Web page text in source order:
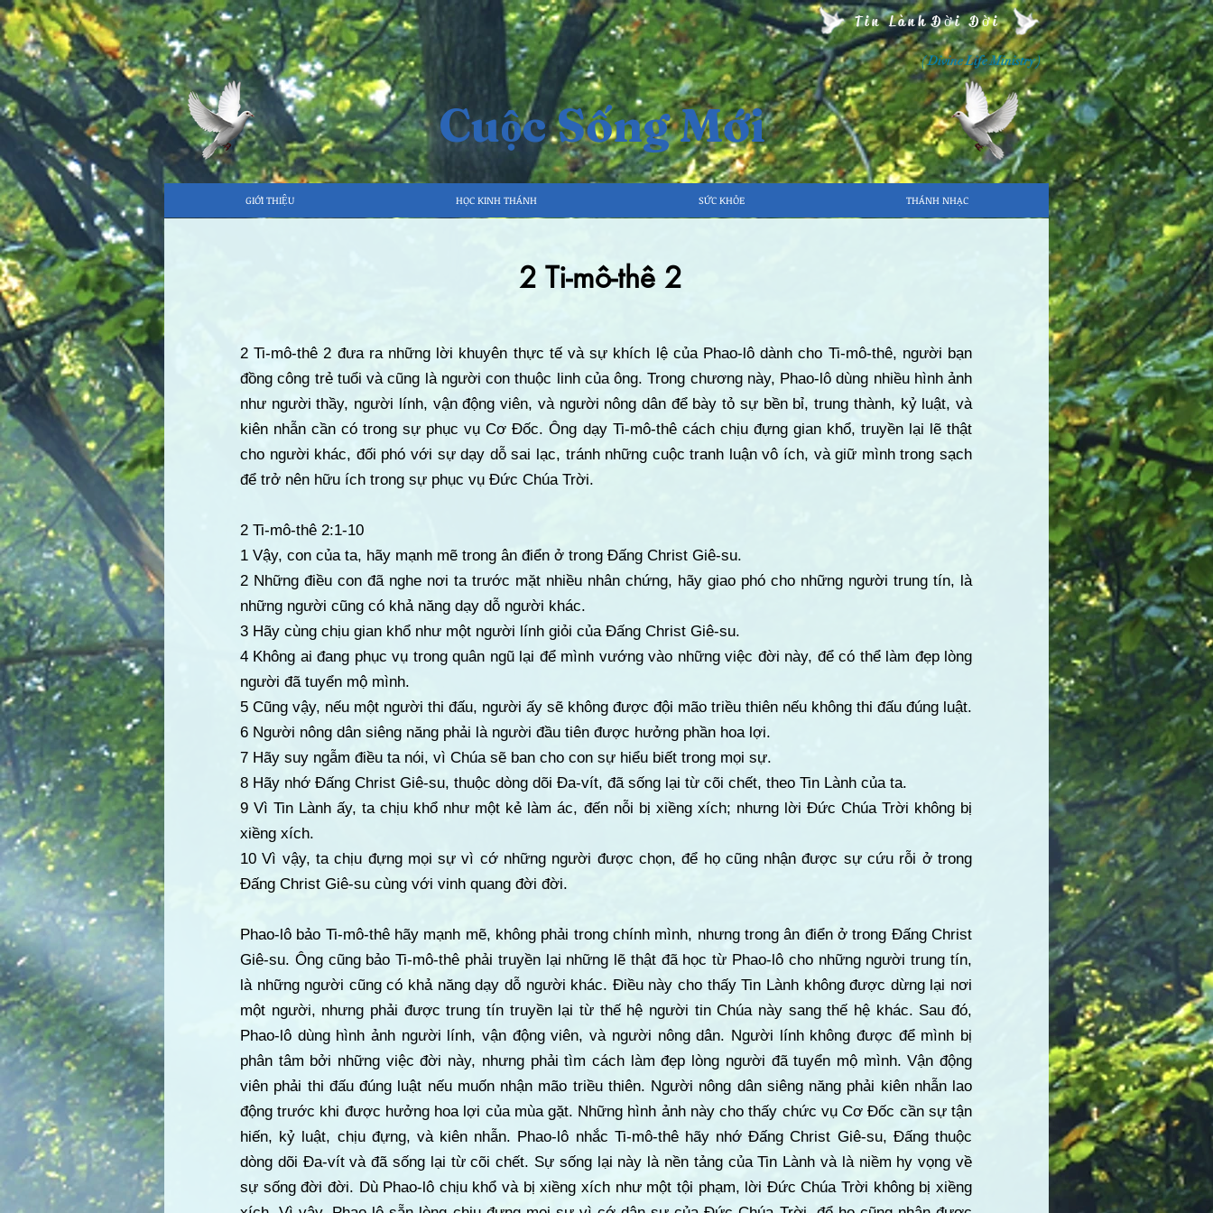
Tin Lành Đời Đời
( Divine Life Ministry )
Cuộc Sống Mới
GIỚI THIỆU HỌC KINH THÁNH SỨC KHỎE THÁNH NHẠC
2 Ti-mô-thê 2
2 Ti-mô-thê 2 đưa ra những lời khuyên thực tế và sự khích lệ của Phao-lô dành cho Ti-mô-thê, người bạn
đồng công trẻ tuổi và cũng là người con thuộc linh của ông. Trong chương này, Phao-lô dùng nhiều hình ảnh
như người thầy, người lính, vận động viên, và người nông dân để bày tỏ sự bền bỉ, trung thành, kỷ luật, và
kiên nhẫn cần có trong sự phục vụ Cơ Đốc. Ông dạy Ti-mô-thê cách chịu đựng gian khổ, truyền lại lẽ thật
cho người khác, đối phó với sự dạy dỗ sai lạc, tránh những cuộc tranh luận vô ích, và giữ mình trong sạch
để trở nên hữu ích trong sự phục vụ Đức Chúa Trời.
2 Ti-mô-thê 2:1-10
1 Vậy, con của ta, hãy mạnh mẽ trong ân điển ở trong Đấng Christ Giê-su.
2 Những điều con đã nghe nơi ta trước mặt nhiều nhân chứng, hãy giao phó cho những người trung tín, là
những người cũng có khả năng dạy dỗ người khác.
3 Hãy cùng chịu gian khổ như một người lính giỏi của Đấng Christ Giê-su.
4 Không ai đang phục vụ trong quân ngũ lại để mình vướng vào những việc đời này, để có thể làm đẹp lòng
người đã tuyển mộ mình.
5 Cũng vậy, nếu một người thi đấu, người ấy sẽ không được đội mão triều thiên nếu không thi đấu đúng luật.
6 Người nông dân siêng năng phải là người đầu tiên được hưởng phần hoa lợi.
7 Hãy suy ngẫm điều ta nói, vì Chúa sẽ ban cho con sự hiểu biết trong mọi sự.
8 Hãy nhớ Đấng Christ Giê-su, thuộc dòng dõi Đa-vít, đã sống lại từ cõi chết, theo Tin Lành của ta.
9 Vì Tin Lành ấy, ta chịu khổ như một kẻ làm ác, đến nỗi bị xiềng xích; nhưng lời Đức Chúa Trời không bị
xiềng xích.
10 Vì vậy, ta chịu đựng mọi sự vì cớ những người được chọn, để họ cũng nhận được sự cứu rỗi ở trong
Đấng Christ Giê-su cùng với vinh quang đời đời.
Phao-lô bảo Ti-mô-thê hãy mạnh mẽ, không phải trong chính mình, nhưng trong ân điển ở trong Đấng Christ
Giê-su. Ông cũng bảo Ti-mô-thê phải truyền lại những lẽ thật đã học từ Phao-lô cho những người trung tín,
là những người cũng có khả năng dạy dỗ người khác. Điều này cho thấy Tin Lành không được dừng lại nơi
một người, nhưng phải được trung tín truyền lại từ thế hệ người tin Chúa này sang thế hệ khác. Sau đó,
Phao-lô dùng hình ảnh người lính, vận động viên, và người nông dân. Người lính không được để mình bị
phân tâm bởi những việc đời này, nhưng phải tìm cách làm đẹp lòng người đã tuyển mộ mình. Vận động
viên phải thi đấu đúng luật nếu muốn nhận mão triều thiên. Người nông dân siêng năng phải kiên nhẫn lao
động trước khi được hưởng hoa lợi của mùa gặt. Những hình ảnh này cho thấy chức vụ Cơ Đốc cần sự tận
hiến, kỷ luật, chịu đựng, và kiên nhẫn. Phao-lô nhắc Ti-mô-thê hãy nhớ Đấng Christ Giê-su, Đấng thuộc
dòng dõi Đa-vít và đã sống lại từ cõi chết. Sự sống lại này là nền tảng của Tin Lành và là niềm hy vọng về
sự sống đời đời. Dù Phao-lô chịu khổ và bị xiềng xích như một tội phạm, lời Đức Chúa Trời không bị xiềng